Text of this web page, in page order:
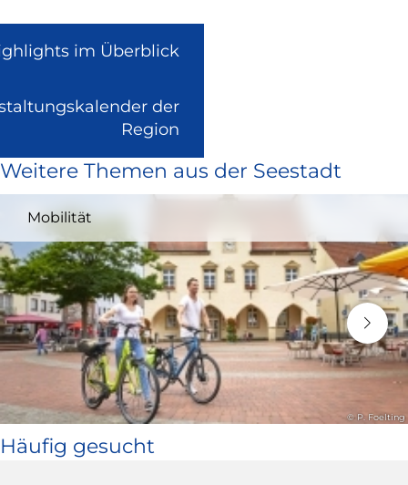
im Überblick
der
Region
extern
und
in
neuem
Fenster)
Weitere Themen aus der Seestadt
Mobilität
© P. Foelting
Häufig gesucht